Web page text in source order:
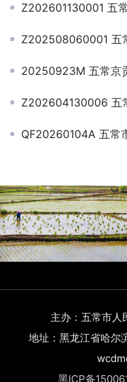
Z202601130001 五
Z202508060001 五
20250923M 五常京
Z202604130006 五
QF20260104A 五常
主办：五常市
地址：黑龙江省哈尔
黑ICP备